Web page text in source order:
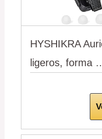
HYSHIKRA
ligeros, forma